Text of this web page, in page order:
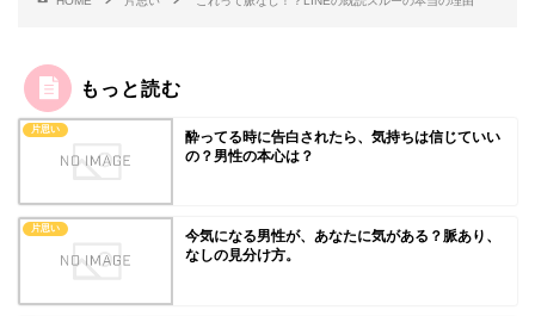
もっと読む
片思い
酔ってる時に告白されたら、気持ちは信じていい
の？男性の本心は？
片思い
今気になる男性が、あなたに気がある？脈あり、
なしの見分け方。